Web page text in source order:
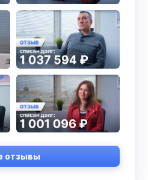
отзывы